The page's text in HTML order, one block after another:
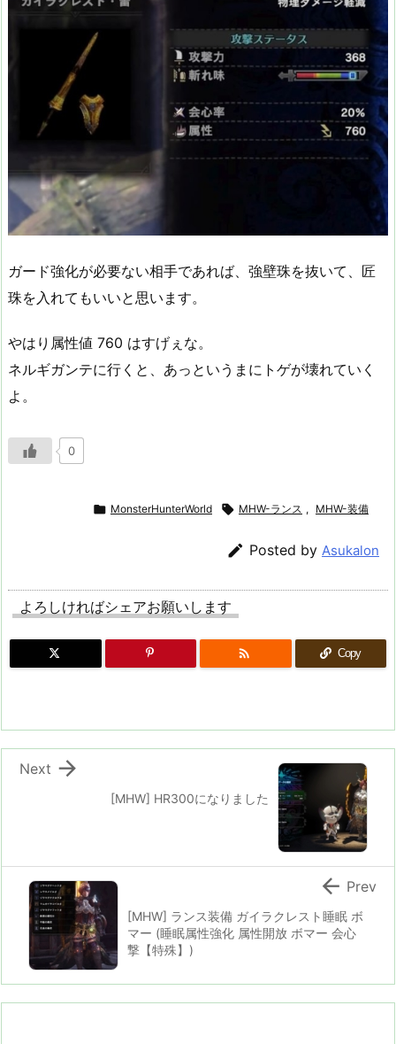
ガード強化が必要ない相手であれば、強壁珠を抜いて、匠
珠を入れてもいいと思います。
やはり属性値 760 はすげぇな。
ネルギガンテに行くと、あっというまにトゲが壊れていく
よ。
0
 MonsterHunterWorld  MHW-ランス , MHW-装備
 Posted by Asukalon
よろしければシェアお願いします
 Copy
[MHW] HR300になりました

Next
[MHW] ランス装備 ガイラクレスト睡眠 ボ
マー (睡眠属性強化 属性開放 ボマー 会心
撃【特殊】)
 Prev